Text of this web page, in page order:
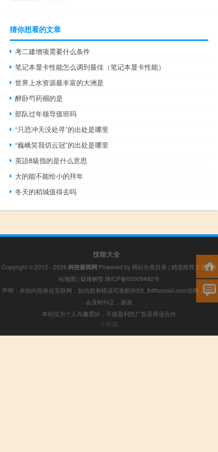
猜你想看的文章
考二建增项需要什么条件
笔记本显卡性能怎么调到最佳（笔记本显卡性能）
世界上水资源最丰富的大洲是
醉卧芍药裀的是
部队过年领导值班吗
“只恐冲天没处寻”的出处是哪里
“巍峨笑我切云冠”的出处是哪里
英語8級指的是什么意思
大的能不能给小的拜年
冬天的稻城值得去吗
技能大全
Copyright © 2012 - 2026 科技新闻网 Powered by 网站分类目录 | 精选推荐文章|网
站地图 | 疑难解答 陕ICP备05009492号
声明：本站内容来自互联网，如信息有错误可发邮件到f_fb#foxmail.com说明，我们
会及时纠正，谢谢
本站仅为个人兴趣爱好，不接盈利性广告及商业合作
小男孩